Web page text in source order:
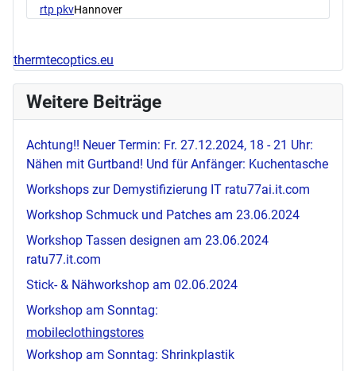
rtp pkvHannover
thermtecoptics.eu
Weitere Beiträge
Achtung!! Neuer Termin: Fr. 27.12.2024, 18 - 21 Uhr:
Nähen mit Gurtband! Und für Anfänger: Kuchentasche
Workshops zur Demystifizierung IT ratu77ai.it.com
Workshop Schmuck und Patches am 23.06.2024
Workshop Tassen designen am 23.06.2024
ratu77.it.com
Stick- & Nähworkshop am 02.06.2024
Workshop am Sonntag:
mobileclothingstores
Workshop am Sonntag: Shrinkplastik